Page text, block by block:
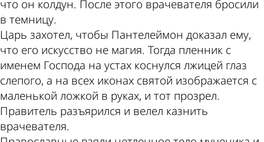
что он колдун. После этого врачевателя бросили
в темницу.
Царь захотел, чтобы Пантелеймон доказал ему,
что его искусство не магия. Тогда пленник с
именем Господа на устах коснулся лжицей глаз
слепого, а на всех иконах святой изображается с
маленькой ложкой в руках, и тот прозрел.
Правитель разъярился и велел казнить
врачевателя.